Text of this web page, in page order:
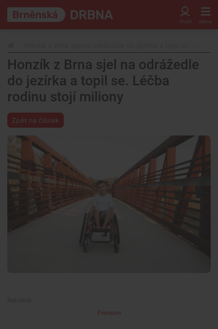
Honzík z Brna sjel na odrážedle
do jezírka a topil se. Léčba
rodinu stojí miliony
Zpět na článek
Premium